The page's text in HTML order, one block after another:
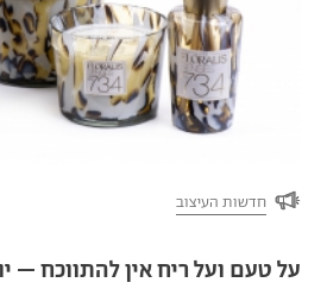
חדשות העיצוב
על טעם ועל ריח אין להתווכח –